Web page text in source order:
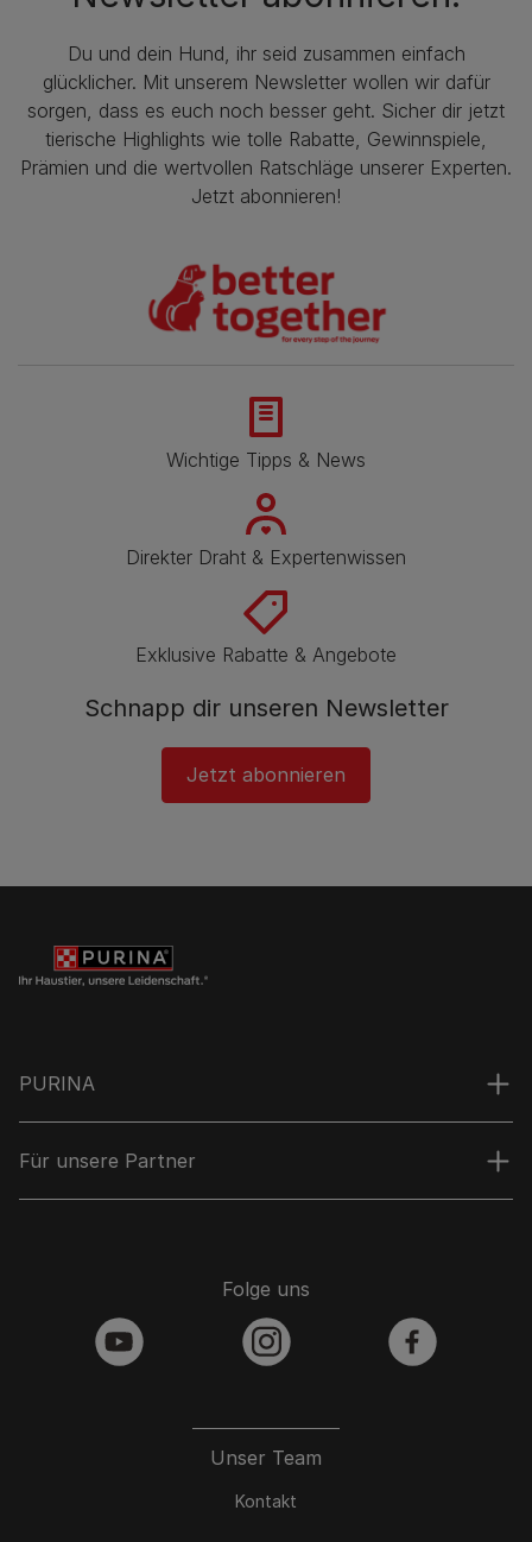
Du und dein Hund, ihr seid zusammen einfach
glücklicher. Mit unserem Newsletter wollen wir dafür
sorgen, dass es euch noch besser geht. Sicher dir jetzt
tierische Highlights wie tolle Rabatte, Gewinnspiele,
Prämien und die wertvollen Ratschläge unserer Experten.
Jetzt abonnieren!
Wichtige Tipps & News
Direkter Draht & Expertenwissen
Exklusive Rabatte & Angebote
Schnapp dir unseren Newsletter
Jetzt abonnieren
PURINA
Für unsere Partner
Unser Team
Kontakt
Folge uns
youtube instagram facebook